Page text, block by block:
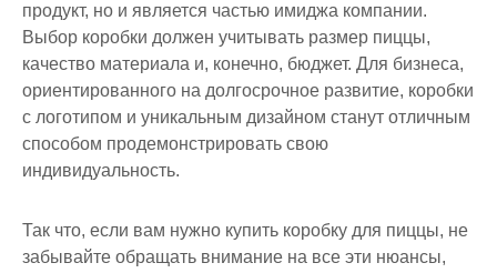
продукт, но и является частью имиджа компании.
Выбор коробки должен учитывать размер пиццы,
качество материала и, конечно, бюджет. Для бизнеса,
ориентированного на долгосрочное развитие, коробки
с логотипом и уникальным дизайном станут отличным
способом продемонстрировать свою
индивидуальность.
Так что, если вам нужно купить коробку для пиццы, не
забывайте обращать внимание на все эти нюансы,